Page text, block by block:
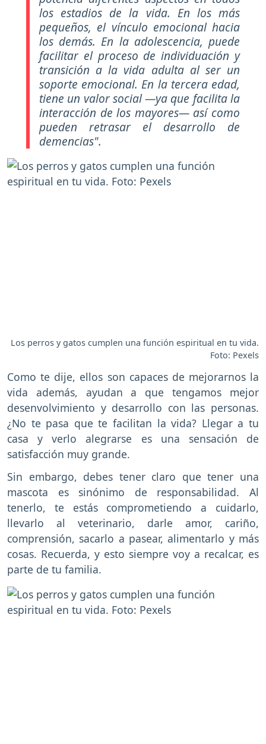
los estadios de la vida. En los más
pequeños, el vínculo emocional hacia
los demás. En la adolescencia, puede
facilitar el proceso de individuación y
transición a la vida adulta al ser un
soporte emocional. En la tercera edad,
tiene un valor social —ya que facilita la
interacción de los mayores— así como
pueden retrasar el desarrollo de
demencias".
Los perros y gatos cumplen una función espiritual en tu vida.
Foto: Pexels
Como te dije, ellos son capaces de mejorarnos la
vida además, ayudan a que tengamos mejor
desenvolvimiento y desarrollo con las personas.
¿No te pasa que te facilitan la vida? Llegar a tu
casa y verlo alegrarse es una sensación de
satisfacción muy grande.
Sin embargo, debes tener claro que tener una
mascota es sinónimo de responsabilidad. Al
tenerlo, te estás comprometiendo a cuidarlo,
llevarlo al veterinario, darle amor, cariño,
comprensión, sacarlo a pasear, alimentarlo y más
cosas. Recuerda, y esto siempre voy a recalcar, es
parte de tu familia.